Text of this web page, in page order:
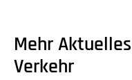
Mehr
Verkehr